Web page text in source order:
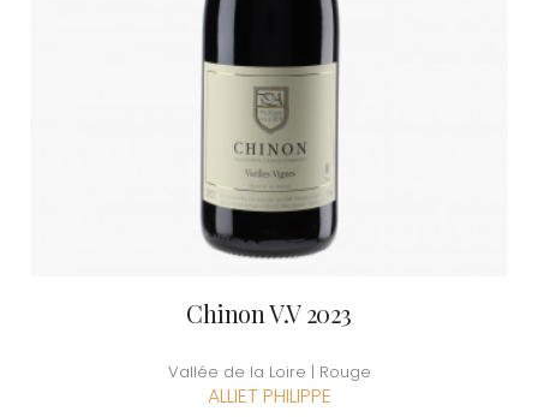
Chinon V.V 2023
Vallée de la Loire | Rouge
ALLIET PHILIPPE